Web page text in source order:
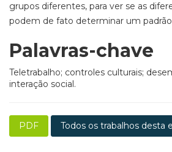
grupos diferentes, para ver se as
podem de fato determinar um
Palavras-chave
Teletrabalho; controles culturais;
interação social.
PDF Todos os trabalhos desta